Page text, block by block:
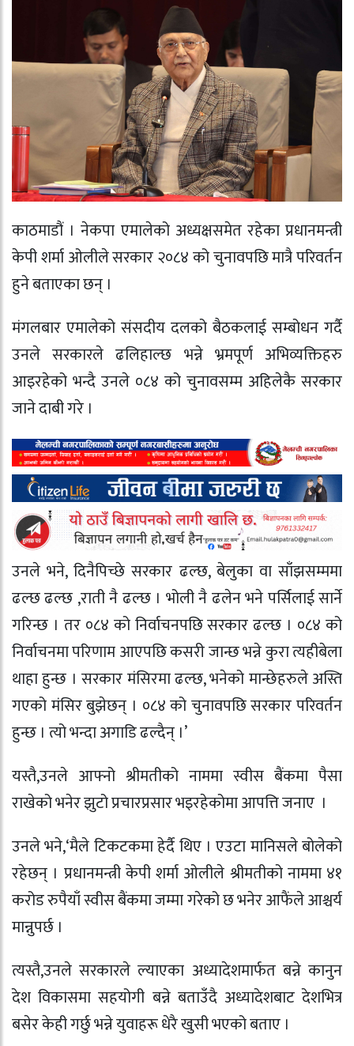
काठमाडौं । नेकपा एमालेको अध्यक्षसमेत रहेका प्रधानमन्त्री
केपी शर्मा ओलीले सरकार २०८४ को चुनावपछि मात्रै परिवर्तन
हुने बताएका छन् ।
मंगलबार एमालेको संसदीय दलको बैठकलाई सम्बोधन गर्दै
उनले सरकारले ढलिहाल्छ भन्ने भ्रमपूर्ण अभिव्यक्तिहरु
आइरहेको भन्दै उनले ०८४ को चुनावसम्म अहिलेकै सरकार
जाने दाबी गरे ।
उनले भने, दिनैपिच्छे सरकार ढल्छ, बेलुका वा साँझसम्ममा
ढल्छ ढल्छ ,राती नै ढल्छ । भोली नै ढलेन भने पर्सिलाई सार्ने
गरिन्छ । तर ०८४ को निर्वाचनपछि सरकार ढल्छ । ०८४ को
निर्वाचनमा परिणाम आएपछि कसरी जान्छ भन्ने कुरा त्यहीबेला
थाहा हुन्छ । सरकार मंसिरमा ढल्छ, भनेको मान्छेहरुले अस्ति
गएको मंसिर बुझेछन् । ०८४ को चुनावपछि सरकार परिवर्तन
हुन्छ । त्यो भन्दा अगाडि ढल्दैन् ।’
यस्तै,उनले आफ्नो श्रीमतीको नाममा स्वीस बैंकमा पैसा
राखेको भनेर झुटो प्रचारप्रसार भइरहेकोमा आपत्ति जनाए ।
उनले भने,‘मैले टिकटकमा हेर्दै थिए । एउटा मानिसले बोलेको
रहेछन् । प्रधानमन्त्री केपी शर्मा ओलीले श्रीमतीको नाममा ४१
करोड रुपैयाँ स्वीस बैंकमा जम्मा गरेको छ भनेर आफैंले आश्चर्य
मान्नुपर्छ ।
त्यस्तै,उनले सरकारले ल्याएका अध्यादेशमार्फत बन्ने कानुन
देश विकासमा सहयोगी बन्ने बताउँदै अध्यादेशबाट देशभित्र
बसेर केही गर्छु भन्ने युवाहरू धेरै खुसी भएको बताए ।